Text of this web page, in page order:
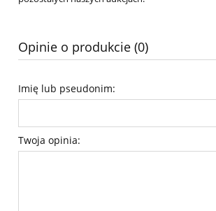
Opinie o produkcie (0)
Imię lub pseudonim:
Twoja opinia: